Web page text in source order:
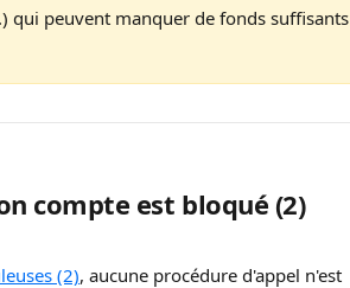
qui peuvent manquer de fonds suffisants
compte est bloqué (2)
(2), aucune procédure d'appel n'est